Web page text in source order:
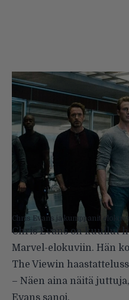
Chris Evans ja kumppanit
Chris Evans on kuullut
Marvel-elokuviin. Hän
The Viewin
– Näen aina näitä
Evans sanoi.